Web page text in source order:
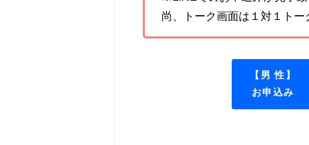
尚、トーク画面は１対１ト
【男 性】
お申込み